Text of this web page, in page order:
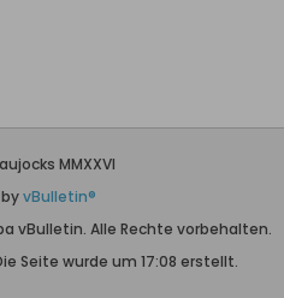
MMXXVI
vBulletin®
vBulletin. Alle Rechte vorbehalten.
Seite wurde um 17:08 erstellt.